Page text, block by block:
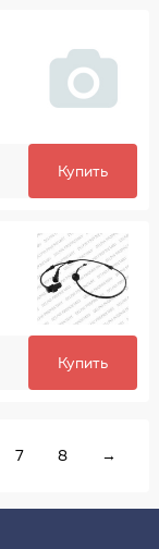
Купить
Купить
7 8 →